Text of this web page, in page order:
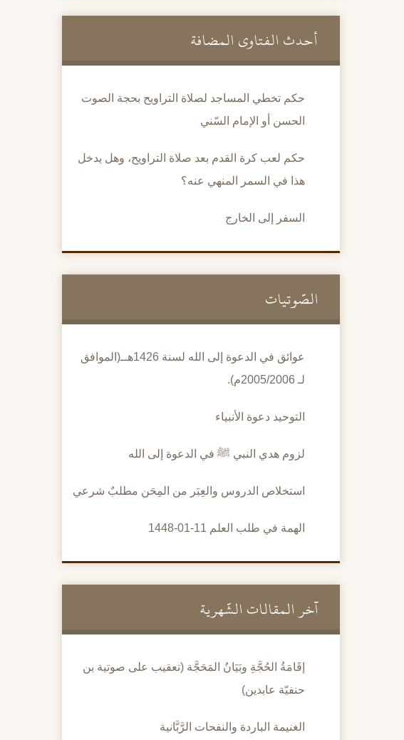
أحدث الفتاوى المضافة
حكم تخطي المساجد لصلاة التراويح بحجة الصوت
الحسن أو الإمام السّني
حكم لعب كرة القدم بعد صلاة التراويح، وهل يدخل
هذا في السمر المنهي عنه؟
السفر إلى الخارج
الصَّوتيات
عوائق في الدعوة إلى الله لسنة 1426هــ(الموافق
لـ 2005/2006م).
التوحيد دعوة الأنبياء
لزوم هدي النبي ﷺ في الدعوة إلى الله
استخلاص الدروس والعِبَر من المِحَن مطلبٌ شرعي
الهمة في طلب العلم 11-01-1448
آخر المقالات الشَّهرية
إقَامَةُ الحُجَّةِ وبَيَانُ المَحَجَّة (تعقيب على صوتية بن
حنفيّة عابدين)
الغنيمة الباردة والنفحات الرَّبَّانية